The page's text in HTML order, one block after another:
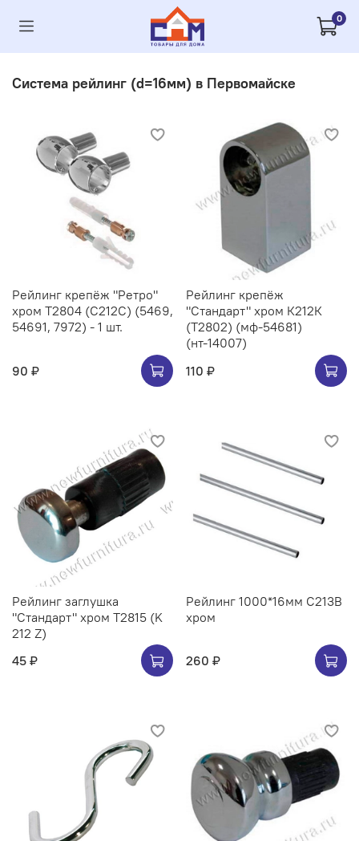
0
Система рейлинг (d=16мм) в Первомайске
Рейлинг крепёж "Ретро"
хром Т2804 (С212C) (5469,
54691, 7972) - 1 шт.
90 ₽
Рейлинг крепёж
"Стандарт" хром К212К
(Т2802) (мф-54681)
(нт-14007)
110 ₽
Рейлинг заглушка
"Стандарт" хром Т2815 (K
212 Z)
45 ₽
Рейлинг 1000*16мм C213B
хром
260 ₽